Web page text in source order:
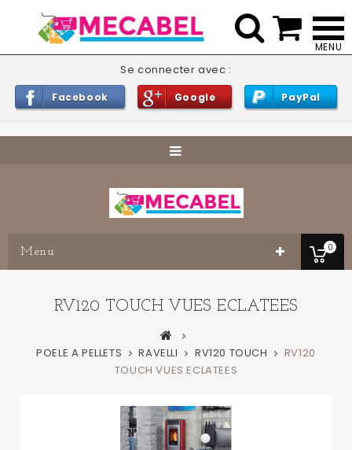
Se connecter avec :
Facebook Google PayPal
0
Menu
RV120 TOUCH VUES ECLATEES
POELE A PELLETS RAVELLI RV120 TOUCH
RV120
TOUCH VUES ECLATEES
 